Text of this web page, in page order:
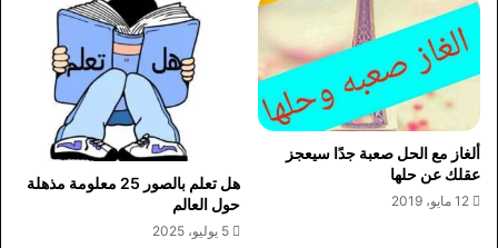
ألغاز مع الحل صعبة جدًا سيعجز
عقلك عن حلها
12 مايو، 2019
هل تعلم بالصور 25 معلومة مذهلة
حول العالم
5 يوليو، 2025